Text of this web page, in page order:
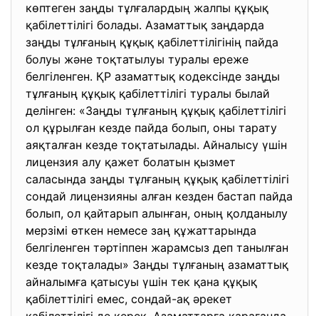
көптеген заңды тұлғалардың жалпы құқық
қабілеттілігі болады. Азаматтық заңдарда
заңды тұлғаның құқық қабілеттілігінің пайда
болуы және тоқтатылуы туралы ереже
белгіленген. ҚР азаматтық кодексінде заңды
тұлғаның құқық қабілеттілігі туралы былай
делінген: «Заңды тұлғаның құқық қабілеттілігі
ол құрылған кезде пайда болып, оны тарату
аяқталған кезде тоқтатылады. Айналысу үшін
лицензия алу қажет болатын қызмет
саласында заңды тұлғаның құқық қабілеттілігі
сондай лицензияны алған кезден бастап пайда
болып, ол қайтарып алынған, оның қолданылу
мерзімі өткен немесе заң құжаттарында
белгіленген тәртіппен жарамсыз деп танылған
кезде тоқталады» Заңды тұлғаның азаматтық
айналымға қатысуы үшін тек қана құқық
қабілеттілігі емес, сондай-ақ әрекет